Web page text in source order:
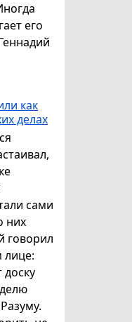
его
как
делах
сами
них
говорил
лице: